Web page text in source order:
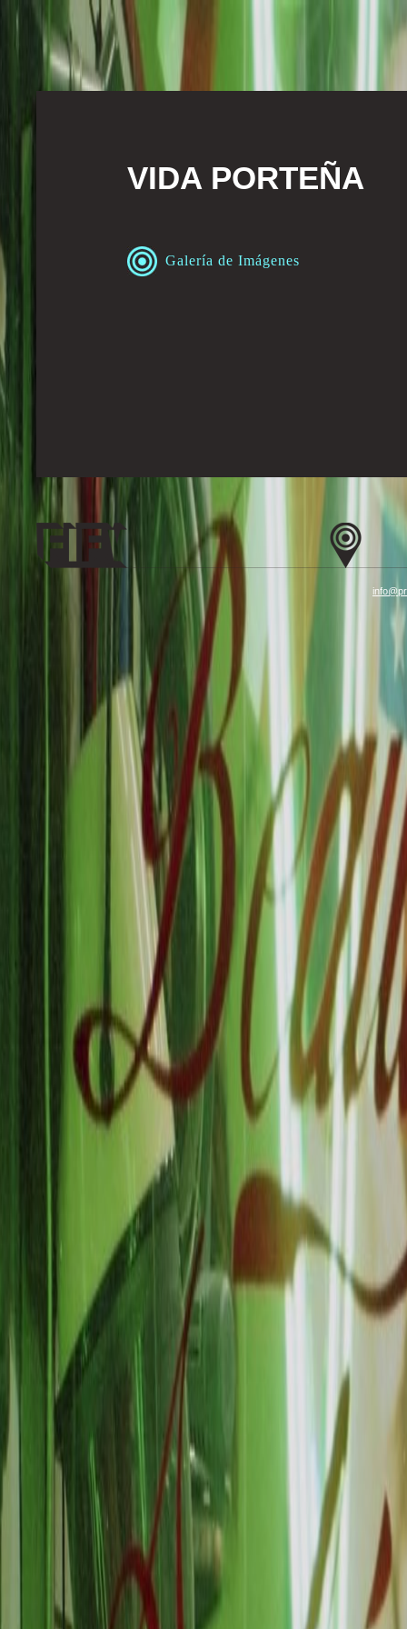
VIDA PORTEÑA
Galería de Imágenes